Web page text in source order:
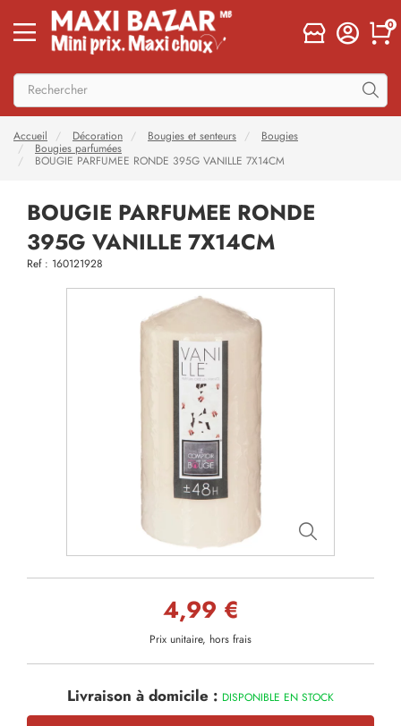
0
Accueil Décoration Bougies et senteurs
Bougies
Bougies parfumées
BOUGIE PARFUMEE RONDE 395G VANILLE 7X14CM
BOUGIE PARFUMEE RONDE
395G VANILLE 7X14CM
Ref : 160121928
4,99 €
Prix unitaire, hors frais
Livraison à domicile : DISPONIBLE EN STOCK